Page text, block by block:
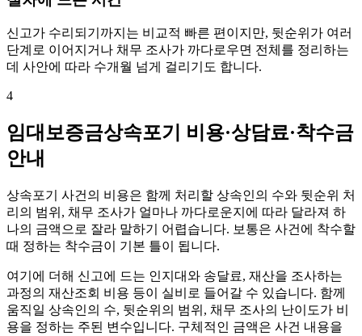
신고가 수리되기까지는 비교적 빠른 편이지만, 뒷순위가 여러
단계로 이어지거나 채무 조사가 까다로우면 전체를 정리하는
데 사안에 따라 수개월 넘게 걸리기도 합니다.
4
임대보증금상속포기 비용·상담료·착수금
안내
상속포기 사건의 비용은 함께 처리할 상속인의 수와 뒷순위 처
리의 범위, 채무 조사가 얼마나 까다로운지에 따라 달라져 하
나의 금액으로 잘라 말하기 어렵습니다. 보통은 사건에 착수할
때 정하는 착수금이 기본 틀이 됩니다.
여기에 더해 신고에 드는 인지대와 송달료, 재산을 조사하는
과정의 재산조회 비용 등이 실비로 들어갈 수 있습니다. 함께
움직일 상속인의 수, 뒷순위의 범위, 채무 조사의 난이도가 비
용을 정하는 주된 변수입니다. 구체적인 금액은 사건 내용을